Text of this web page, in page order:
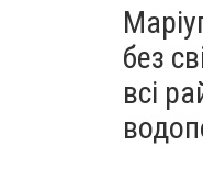
без
всі